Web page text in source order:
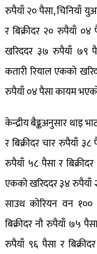
रुपैयाँ २० पैसा, चिनियाँ
र बिक्रीदर २० रुपैयाँ
खरिददर ३७ रुपैयाँ ७९
कतारी रियाल एकको
रुपैयाँ ०४ पैसा कायम
केन्द्रीय बैङ्कअनुसार थाइ
र बिक्रीदर चार रुपैयाँ
रुपैयाँ ५८ पैसा र
एकको खरिददर ३४ रुपैयाँ
साउथ कोरियन वन
बिक्रीदर नौ रुपैयाँ ७५
रुपैयाँ ९६ पैसा र